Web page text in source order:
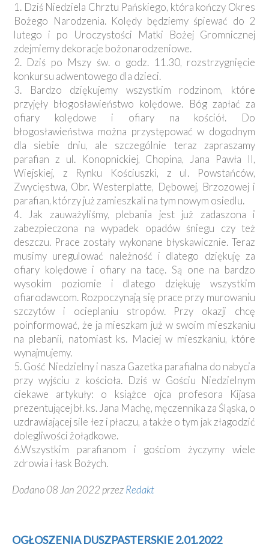
1. Dziś Niedziela Chrztu Pańskiego, która kończy Okres
Bożego Narodzenia. Kolędy będziemy śpiewać do 2
lutego i po Uroczystości Matki Bożej Gromnicznej
zdejmiemy dekoracje bożonarodzeniowe.
2. Dziś po Mszy św. o godz. 11.30, rozstrzygnięcie
konkursu adwentowego dla dzieci.
3. Bardzo dziękujemy wszystkim rodzinom, które
przyjęły błogosławieństwo kolędowe. Bóg zapłać za
ofiary kolędowe i ofiary na kościół. Do
błogosławieństwa można przystępować w dogodnym
dla siebie dniu, ale szczególnie teraz zapraszamy
parafian z ul. Konopnickiej, Chopina, Jana Pawła II,
Wiejskiej, z Rynku Kościuszki, z ul. Powstańców,
Zwycięstwa, Obr. Westerplatte, Dębowej, Brzozowej i
parafian, którzy już zamieszkali na tym nowym osiedlu.
4. Jak zauważyliśmy, plebania jest już zadaszona i
zabezpieczona na wypadek opadów śniegu czy też
deszczu. Prace zostały wykonane błyskawicznie. Teraz
musimy uregulować należność i dlatego dziękuję za
ofiary kolędowe i ofiary na tacę. Są one na bardzo
wysokim poziomie i dlatego dziękuję wszystkim
ofiarodawcom. Rozpoczynają się prace przy murowaniu
szczytów i ocieplaniu stropów. Przy okazji chcę
poinformować, że ja mieszkam już w swoim mieszkaniu
na plebanii, natomiast ks. Maciej w mieszkaniu, które
wynajmujemy.
5. Gość Niedzielny i nasza Gazetka parafialna do nabycia
przy wyjściu z kościoła. Dziś w Gościu Niedzielnym
ciekawe artykuły: o książce ojca profesora Kijasa
prezentującej bł. ks. Jana Machę, męczennika za Śląska, o
uzdrawiającej sile łez i płaczu, a także o tym jak złagodzić
dolegliwości żołądkowe.
6.Wszystkim parafianom i gościom życzymy wiele
zdrowia i łask Bożych.
Dodano 08 Jan 2022 przezRedakt
OGŁOSZENIA DUSZPASTERSKIE 2.01.2022